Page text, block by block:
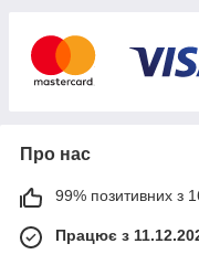
Про нас
99% позитивних з
Працює з